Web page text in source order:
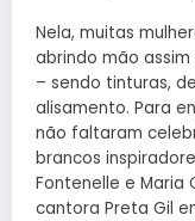
Nela, muitas
abrindo mão
– sendo tinturas,
alisamento. Para
não faltaram
brancos
Fontenelle e Maria
cantora Preta Gil